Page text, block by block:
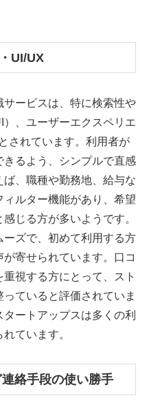
UI/UX
ービスは、特に検索性や
、ユーザーエクスペリエ
されています。利用者が
るよう、シンプルで直感
、職種や勤務地、給与な
ルター機能があり、希望
じる方が多いようです。
ズで、初めて利用する方
寄せられています。口コ
視する方にとって、スト
ていると評価されていま
ートアップスは多くの利
ています。
絡手段の使い勝手